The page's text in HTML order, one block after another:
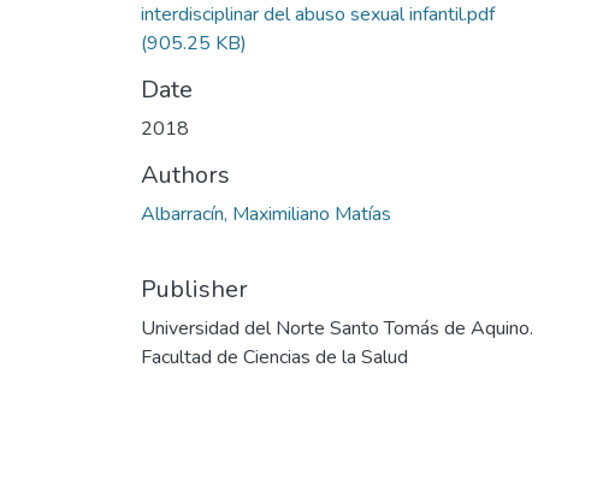
interdisciplinar del abuso sexual infantil.pdf
(905.25 KB)
Date
2018
Authors
Albarracín, Maximiliano Matías
Publisher
Universidad del Norte Santo Tomás de Aquino.
Facultad de Ciencias de la Salud